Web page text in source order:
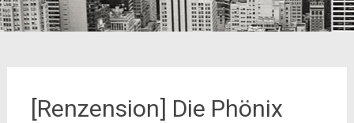
[Renzension] Die Phönix